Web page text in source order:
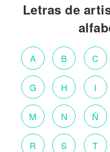
Letras de
A B C
G H I
M N Ñ
R S T